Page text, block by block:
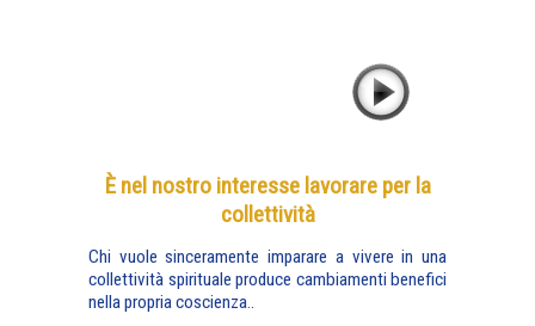
È nel nostro interesse lavorare per la
collettività
Chi vuole sinceramente imparare a vivere in una
collettività spirituale produce cambiamenti benefici
nella propria coscienza..